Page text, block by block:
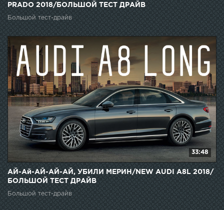
PRADO 2018/БОЛЬШОЙ ТЕСТ ДРАЙВ
Большой тест-драйв
33:48
АЙ-Ай-АЙ-АЙ-АЙ, УБИЛИ МЕРИН/NEW AUDI A8L 2018/
БОЛЬШОЙ ТЕСТ ДРАЙВ
Большой тест-драйв